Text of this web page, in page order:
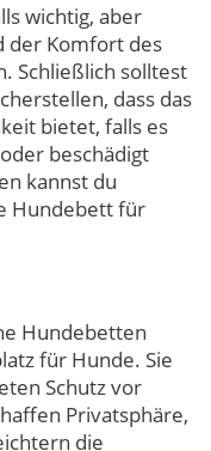
wichtig, aber
der Komfort des
Schließlich solltest
dass das
bietet, falls es
beschädigt
kannst du
Hundebett für
Hundebetten
für Hunde. Sie
Schutz vor
Privatsphäre,
die